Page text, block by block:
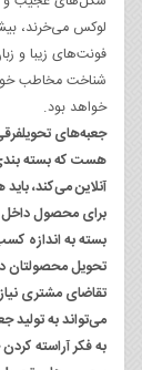
لوکس می‌خرند،
فونت‌های زیبا و
شناخت مخاطب
خواهد بود.
جعبه‌های تحویل
هست که بسته
آنلاین می‌کند،
برای محصول داخل
بسته به اندازه
تحویل محصولتان
می‌تواند به تولید
به فکر آراسته